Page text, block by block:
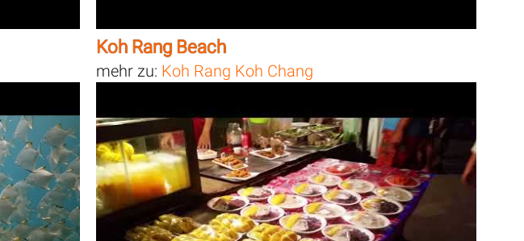
Koh Rang Beach
mehr zu: Koh Rang Koh Chang